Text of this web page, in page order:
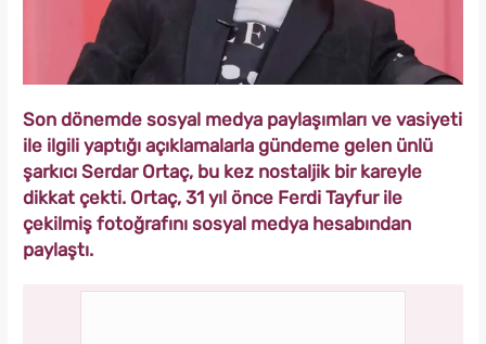
Son dönemde sosyal medya paylaşımları ve vasiyeti
ile ilgili yaptığı açıklamalarla gündeme gelen ünlü
şarkıcı Serdar Ortaç, bu kez nostaljik bir kareyle
dikkat çekti. Ortaç, 31 yıl önce Ferdi Tayfur ile
çekilmiş fotoğrafını sosyal medya hesabından
paylaştı.